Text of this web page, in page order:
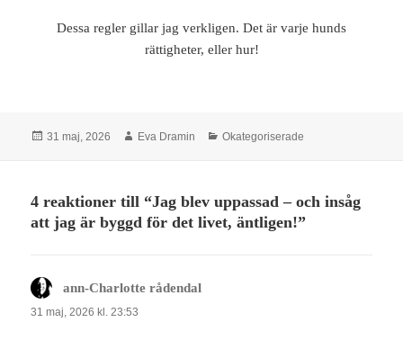
Dessa regler gillar jag verkligen. Det är varje hunds
rättigheter, eller hur!
Postat
31 maj, 2026 Författare
Eva Dramin Kategorier
Okategoriserade
4 reaktioner till “Jag blev uppassad – och insåg
att jag är byggd för det livet, äntligen!”
ann-Charlotte rådendal
31 maj, 2026 kl. 23:53